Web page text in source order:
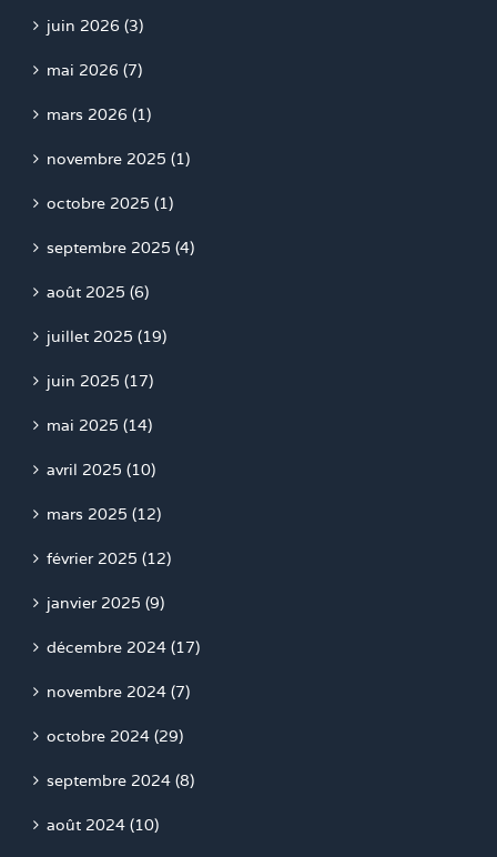
juin 2026 (3)
mai 2026 (7)
mars 2026 (1)
novembre 2025 (1)
octobre 2025 (1)
septembre 2025 (4)
août 2025 (6)
juillet 2025 (19)
juin 2025 (17)
mai 2025 (14)
avril 2025 (10)
mars 2025 (12)
février 2025 (12)
janvier 2025 (9)
décembre 2024 (17)
novembre 2024 (7)
octobre 2024 (29)
septembre 2024 (8)
août 2024 (10)